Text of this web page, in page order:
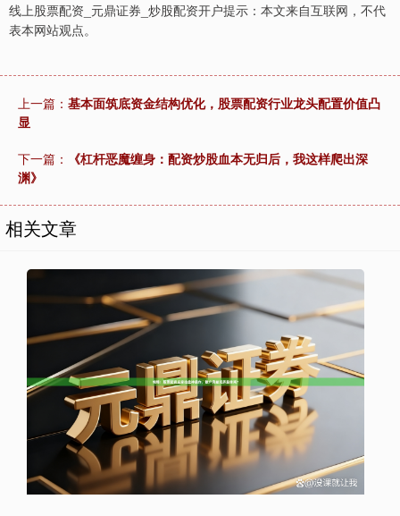
线上股票配资_元鼎证券_炒股配资开户提示：本文来自互联网，不代
表本网站观点。
上一篇： 基本面筑底资金结构优化，股票配资行业龙头配置价值凸
显
下一篇：
《杠杆恶魔缠身：配资炒股血本无归后，我这样爬出深
渊》
相关文章
上证综指 3966.59 +26.56 +0.67%